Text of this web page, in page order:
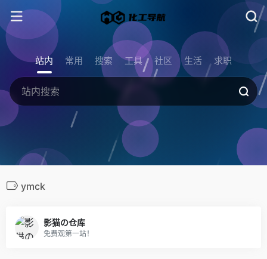
站内 常用 搜索 工具 社区 生活 求职
ymck
影猫の仓库
免费观第一站！